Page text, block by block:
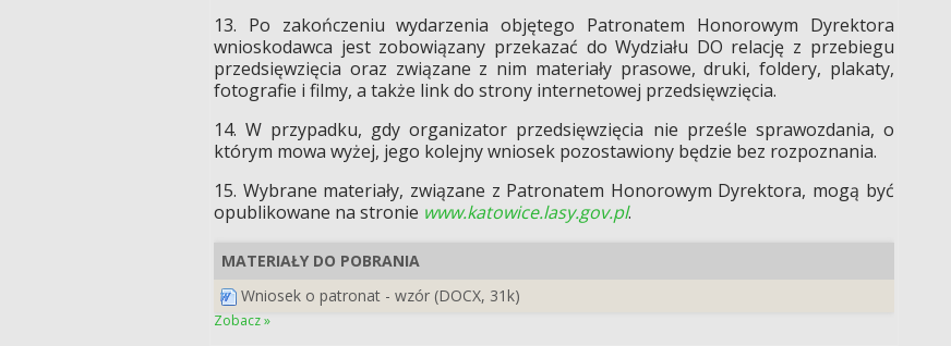
13. Po zakończeniu wydarzenia objętego Patronatem Honorowym Dyrektora
wnioskodawca jest zobowiązany przekazać do Wydziału DO relację z przebiegu
przedsięwzięcia oraz związane z nim materiały prasowe, druki, foldery, plakaty,
fotografie i filmy, a także link do strony internetowej przedsięwzięcia.
14. W przypadku, gdy organizator przedsięwzięcia nie prześle sprawozdania, o
którym mowa wyżej, jego kolejny wniosek pozostawiony będzie bez rozpoznania.
15. Wybrane materiały, związane z Patronatem Honorowym Dyrektora, mogą być
opublikowane na stronie www.katowice.lasy.gov.pl.
MATERIAŁY DO POBRANIA
Wniosek o patronat - wzór (DOCX, 31k)
Zobacz »